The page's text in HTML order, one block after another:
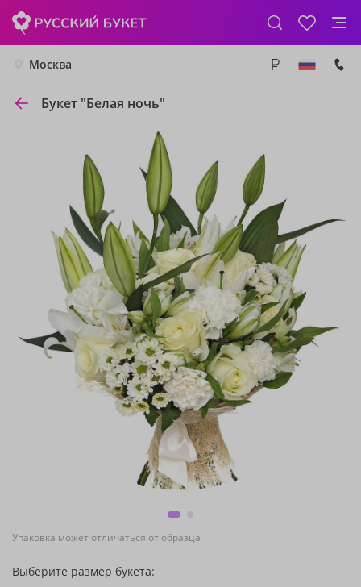
Москва
Букет "Белая ночь"
Упаковка может отличаться от образца
Выберите размер букета: